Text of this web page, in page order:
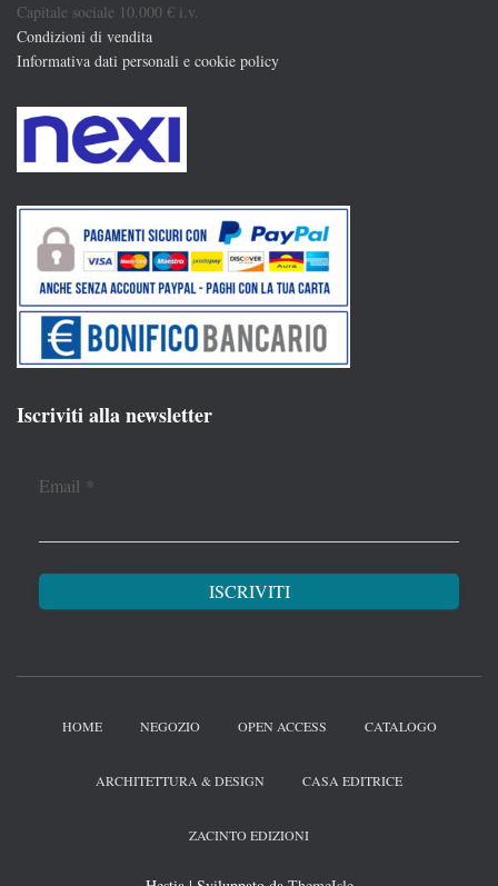
Capitale sociale 10.000 € i.v.
Condizioni di vendita
Informativa dati personali e cookie policy
Iscriviti alla newsletter
Email *
HOME NEGOZIO OPEN ACCESS CATALOGO
ARCHITETTURA & DESIGN CASA EDITRICE
ZACINTO EDIZIONI